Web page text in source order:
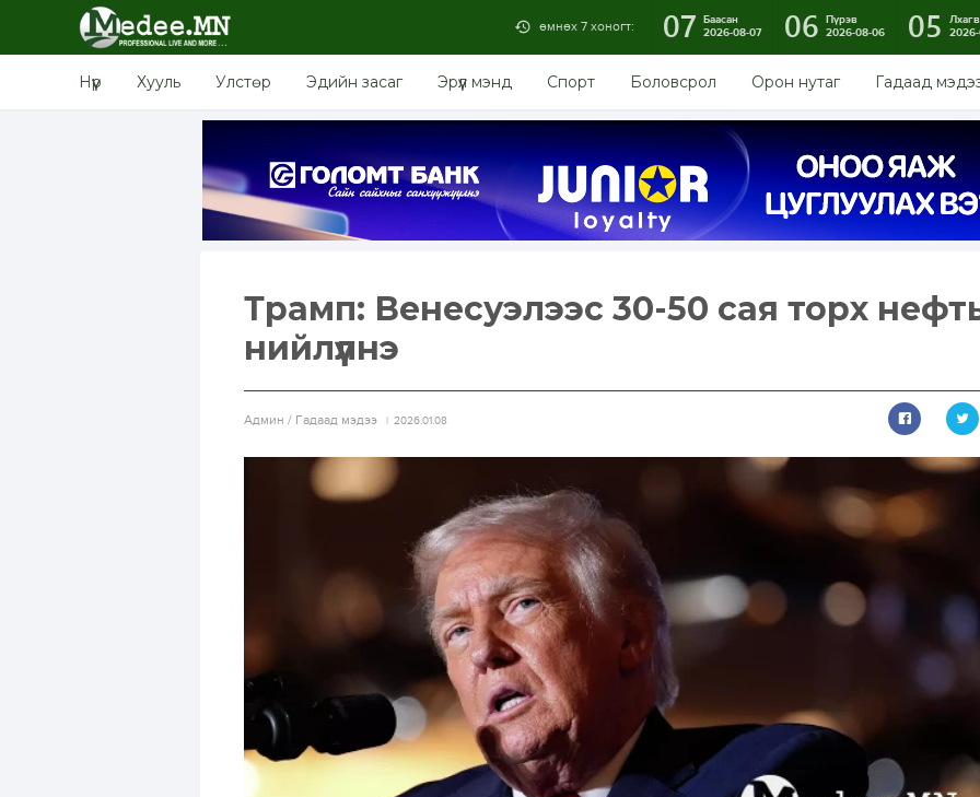
өмнөх 7 хоногт: 07 Баасан
2026-08-07
06 Пүрэв
2026-08-06
05
Нүүр Хууль Улстөр Эдийн засаг Эрүүл мэнд Спорт Боловсрол Орон нутаг Гадаад
Трамп: Венесуэлээс 30-50 сая торх
нийлүүлнэ
Aдмин / Гадаад мэдээ 2026.01.08